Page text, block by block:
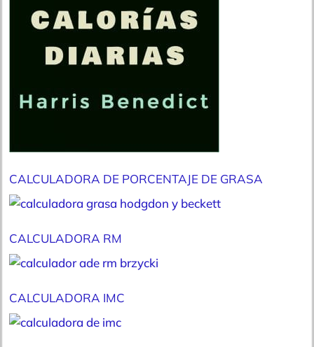
CALCULADORA DE PORCENTAJE DE GRASA
CALCULADORA RM
CALCULADORA IMC